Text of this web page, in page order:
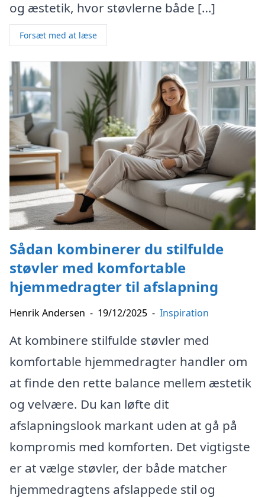
og æstetik, hvor støvlerne både […]
Forsæt med at læse
Sådan kombinerer du stilfulde
støvler med komfortable
hjemmedragter til afslapning
Henrik Andersen - 19/12/2025 - Inspiration
At kombinere stilfulde støvler med
komfortable hjemmedragter handler om
at finde den rette balance mellem æstetik
og velvære. Du kan løfte dit
afslapningslook markant uden at gå på
kompromis med komforten. Det vigtigste
er at vælge støvler, der både matcher
hjemmedragtens afslappede stil og